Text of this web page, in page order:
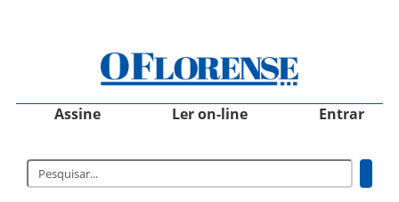
Assine Ler on-line Entrar